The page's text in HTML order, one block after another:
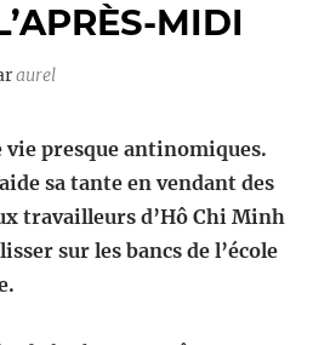
MIDI
aurel
vie presque antinomiques.
sa tante en vendant des
travailleurs d’Hô Chi Minh
sur les bancs de l’école